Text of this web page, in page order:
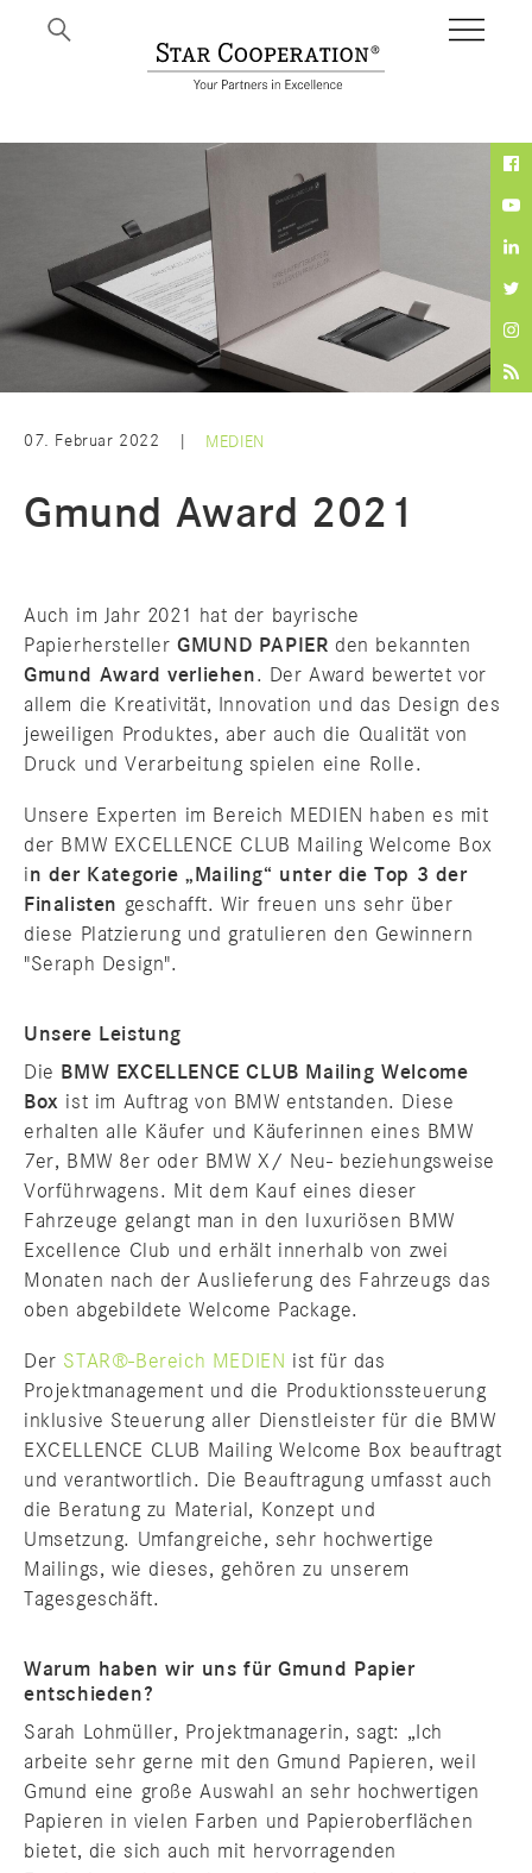
07. Februar 2022 MEDIEN
Gmund Award 2021
Auch im Jahr 2021 hat der bayrische
PapierherstellerGMUND PAPIER den bekannten
Gmund Award verliehen. Der Award bewertet vor
allem die Kreativität, Innovation und das Design des
jeweiligen Produktes, aber auch die Qualität von
Druck und Verarbeitung spielen eine Rolle.
Unsere Experten im Bereich MEDIEN haben es mit
der BMW EXCELLENCE CLUB Mailing Welcome Box
in der Kategorie „Mailing“ unter die Top 3 der
Finalisten geschafft. Wir freuen uns sehr über
diese Platzierung und gratulieren den Gewinnern
"Seraph Design".
Unsere Leistung
Die BMW EXCELLENCE CLUB Mailing Welcome
Box ist im Auftrag von BMW entstanden. Diese
erhalten alle Käufer und Käuferinnen eines BMW
7er, BMW 8er oder BMW X/ Neu- beziehungsweise
Vorführwagens. Mit dem Kauf eines dieser
Fahrzeuge gelangt man in den luxuriösen BMW
Excellence Club und erhält innerhalb von zwei
Monaten nach der Auslieferung des Fahrzeugs das
oben abgebildete Welcome Package.
Der STAR®-Bereich MEDIEN ist für das
Projektmanagement und die Produktionssteuerung
inklusive Steuerung aller Dienstleister für die BMW
EXCELLENCE CLUB Mailing Welcome Box beauftragt
und verantwortlich. Die Beauftragung umfasst auch
die Beratung zu Material, Konzept und
Umsetzung. Umfangreiche, sehr hochwertige
Mailings, wie dieses, gehören zu unserem
Tagesgeschäft.
Warum haben wir uns für Gmund Papier
entschieden?
Sarah Lohmüller, Projektmanagerin, sagt: „Ich
arbeite sehr gerne mit den Gmund Papieren, weil
Gmund eine große Auswahl an sehr hochwertigen
Papieren in vielen Farben und Papieroberflächen
bietet, die sich auch mit hervorragenden